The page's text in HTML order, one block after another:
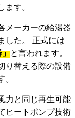
す。
メーカーの給湯器
した。 正式には
と言われます。
り替える際の設備
力と同じ再生可能
ヒートポンプ技術